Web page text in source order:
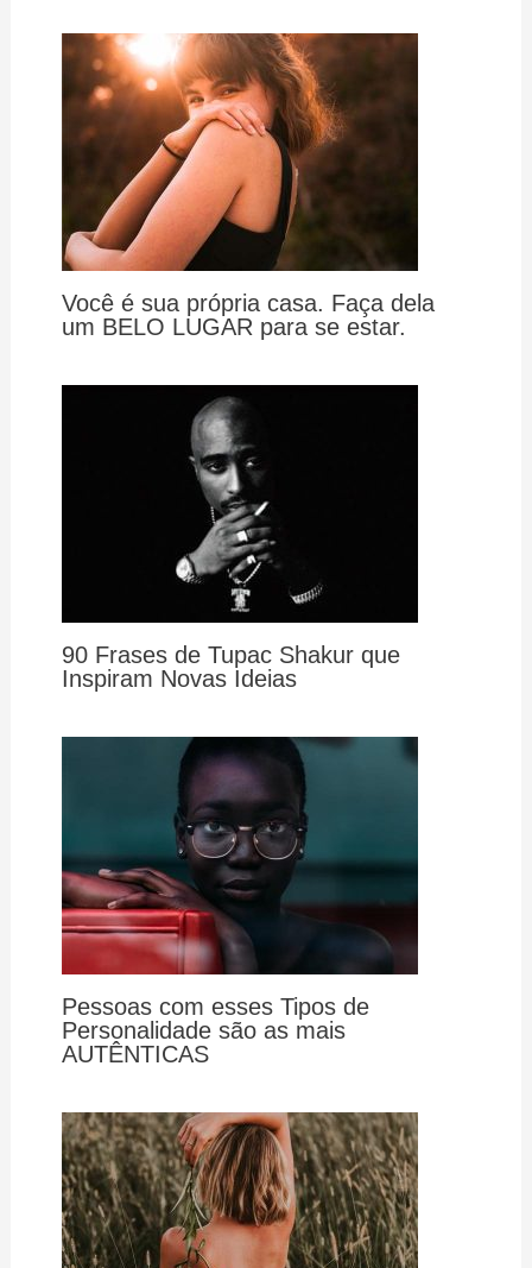
Você é sua própria casa. Faça dela
um BELO LUGAR para se estar.
90 Frases de Tupac Shakur que
Inspiram Novas Ideias
Pessoas com esses Tipos de
Personalidade são as mais
AUTÊNTICAS